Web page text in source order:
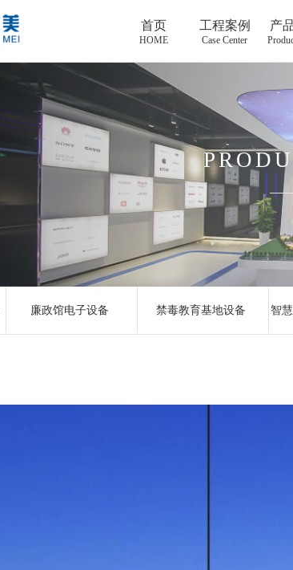
首页
HOME
工程案例
Case Center
产
廉政馆电子设备 禁毒教育基地设备 智